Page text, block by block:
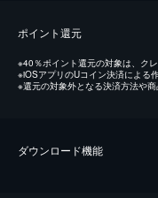
ポイント還元
※40％ポイント還元の対象は、ク
※iOSアプリのUコイン決済による
※還元の対象外となる決済方法や
ダウンロード機能